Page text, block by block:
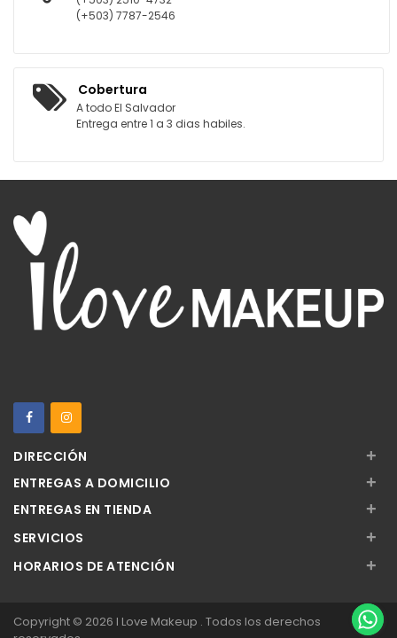
(+503) 7787-2546
Cobertura
A todo El Salvador
Entrega entre 1 a 3 dias habiles.
DIRECCIÓN +
ENTREGAS A DOMICILIO +
ENTREGAS EN TIENDA +
SERVICIOS +
HORARIOS DE ATENCIÓN +
Copyright © 2026 I Love Makeup . Todos los derechos